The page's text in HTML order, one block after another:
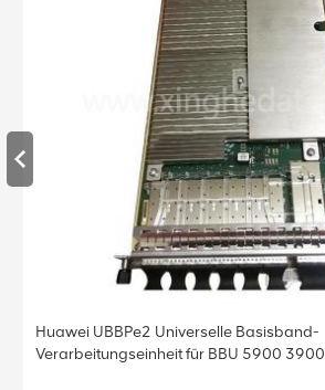
Huawei UBBPe2 Universelle Basisband-
Verarbeitungseinheit für BBU 5900 3900